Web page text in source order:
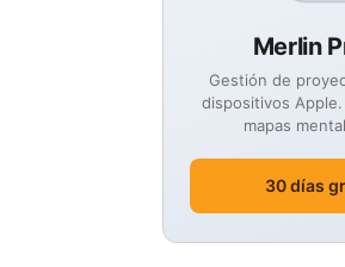
Merlin
Gestión de
dispositivos Apple.
mapas
30 días